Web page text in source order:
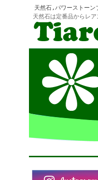
天然石,パワーストーン
天然石は定番品からレ